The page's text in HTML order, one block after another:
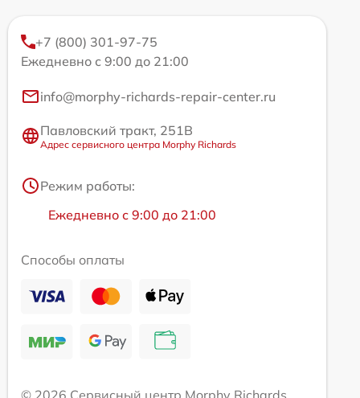
+7 (800) 301-97-75
Ежедневно с 9:00 до 21:00
info@morphy-richards-repair-center.ru
Павловский тракт, 251В
Адрес сервисного центра Morphy Richards
Режим работы:
Ежедневно с 9:00 до 21:00
Способы оплаты
© 2026 Сервисный центр Morphy Richards